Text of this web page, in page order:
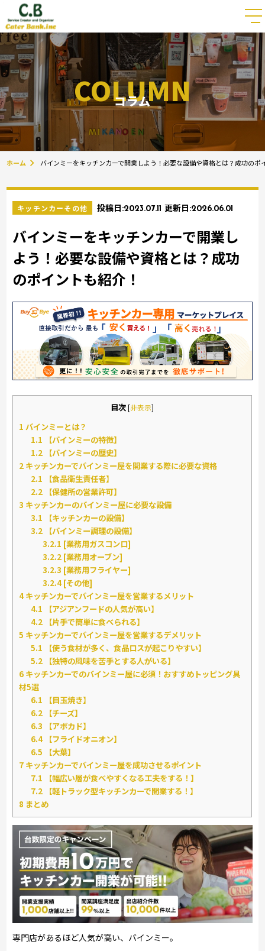
COLUMN
コラム
ホーム バインミーをキッチンカーで開業しよう！必要な設備や資格とは？成功のポ
キッチンカーその他 投稿日:2023.07.11 更新日:2026.06.01
バインミーをキッチンカーで開業し
よう！必要な設備や資格とは？成功
のポイントも紹介！
目次[非表示]
1 バインミーとは？
1.1 【バインミーの特徴】
1.2 【バインミーの歴史】
2 キッチンカーでバインミー屋を開業する際に必要な資格
2.1 【食品衛生責任者】
2.2 【保健所の営業許可】
3 キッチンカーのバインミー屋に必要な設備
3.1 【キッチンカーの設備】
3.2 【バインミー調理の設備】
3.2.1 [業務用ガスコンロ]
3.2.2 [業務用オーブン]
3.2.3 [業務用フライヤー]
3.2.4[その他]
4キッチンカーでバインミー屋を営業するメリット
4.1 【アジアンフードの人気が高い】
4.2 【片手で簡単に食べられる】
5 キッチンカーでバインミー屋を営業するデメリット
5.1 【使う食材が多く、食品ロスが起こりやすい】
5.2 【独特の風味を苦手とする人がいる】
6 キッチンカーでのバインミー屋に必須！おすすめトッピング具
材5選
6.1 【目玉焼き】
6.2 【チーズ】
6.3 【アボカド】
6.4【フライドオニオン】
6.5 【大葉】
7 キッチンカーでバインミー屋を成功させるポイント
7.1 【幅広い層が食べやすくなる工夫をする！】
7.2 【軽トラック型キッチンカーで開業する！】
8 まとめ
専門店があるほど人気が高い、バインミー。